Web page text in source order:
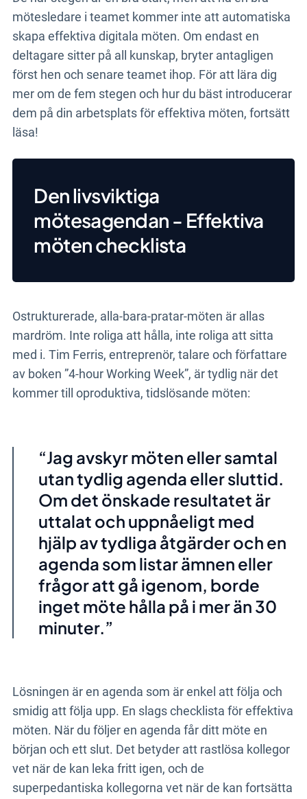
mötesledare i teamet kommer inte att automatiska
skapa effektiva digitala möten. Om endast en
deltagare sitter på all kunskap, bryter antagligen
först hen och senare teamet ihop. För att lära dig
mer om de fem stegen och hur du bäst introducerar
dem på din arbetsplats för effektiva möten, fortsätt
läsa!
Den livsviktiga
mötesagendan - Effektiva
möten checklista
Ostrukturerade, alla-bara-pratar-möten är allas
mardröm. Inte roliga att hålla, inte roliga att sitta
med i. Tim Ferris, entreprenör, talare och författare
av boken ”4-hour Working Week”, är tydlig när det
kommer till oproduktiva, tidslösande möten:
Jag avskyr möten eller samtal
utan tydlig agenda eller sluttid.
Om det önskade resultatet är
uttalat och uppnåeligt med
hjälp av tydliga åtgärder och en
agenda som listar ämnen eller
frågor att gå igenom, borde
inget möte hålla på i mer än 30
minuter.
Lösningen är en agenda som är enkel att följa och
smidig att följa upp. En slags checklista för effektiva
möten. När du följer en agenda får ditt möte en
början och ett slut. Det betyder att rastlösa kollegor
vet när de kan leka fritt igen, och de
superpedantiska kollegorna vet när de kan fortsätta